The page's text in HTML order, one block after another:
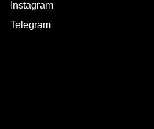
Instagram
Telegram